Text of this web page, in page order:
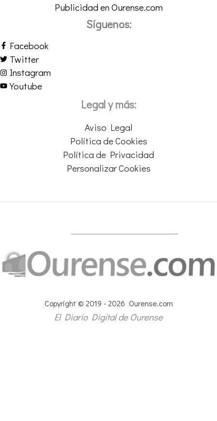
Publicidad en Ourense.com
Síguenos:
Facebook
Twitter
Instagram
Youtube
Legal y más:
Aviso Legal
Política de Cookies
Política de Privacidad
Personalizar Cookies
Copyright © 2019 - 2026 Ourense.com
El Diario Digital de Ourense